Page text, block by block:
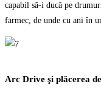
capabil să-i ducă pe
farmec, de unde cu ani în
Arc Drive şi plăcerea